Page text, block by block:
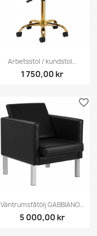
Arbetsstol / kundstol...
1 750,00 kr
Väntrumsfåtölj GABBIANO...
5 000,00 kr
favorite_border